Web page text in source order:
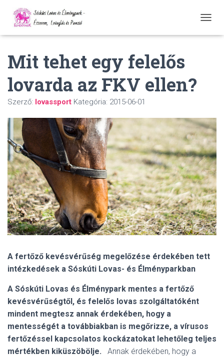
A
S
S
Z
E
Z
Á
R
Á
S
A
Mit tehet egy felelős
lovarda az FKV ellen?
Szerző: lovassport Kategória: 2015-06-01
A fertőző kevésvérűség megelőzése érdekében tett
intézkedések a Sóskúti Lovas- és Élményparkban
A Sóskúti Lovas és Élménypark mentes a fertőző
kevésvérűségtől, és felelős lovas szolgáltatóként
mindent megtesz annak érdekében, hogy a
mentességét a továbbiakban is megőrizze, a vírusos
fertőzéssel kapcsolatos kockázatokat lehetőleg teljes
mértékben kiküszöbölje. Annak érdekében, hogy a